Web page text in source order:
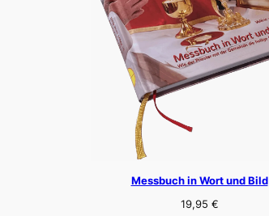
Messbuch in Wort und Bild
19,95 €